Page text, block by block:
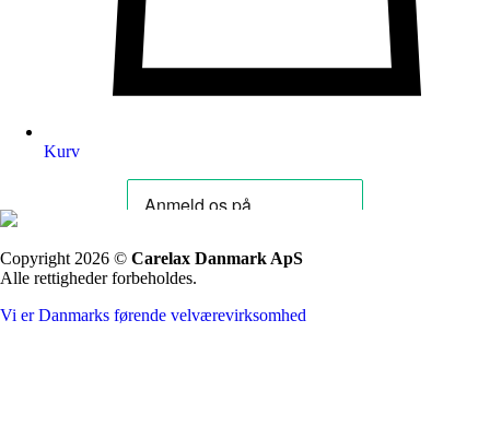
Kurv
Copyright 2026 © Carelax Danmark ApS
Alle rettigheder forbeholdes.
Vi er Danmarks førende velværevirksomhed